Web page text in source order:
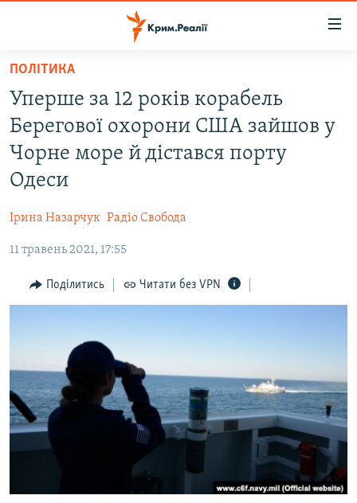
Перейти
основного
матеріалу
Перейти
основної
Перейти
до
ВОДА.КРИМ
ВІДЕО ТА ФОТО
ПОЛІТИКА
ПОГЛЯД
ІНТЕРВ'Ю
ВСЕ ЗА ДЕНЬ
ДЕПОРТАЦІЯ
ВІДЕОУРОКИ «ELIFBE»
СВІДЧЕННЯ ОКУПАЦІЇ
УКРАЇНСЬКА ПРОБЛЕМА КРИМУ
ЯК ОБІЙТИ БЛОКУВАННЯ
Русский
Qırımtatar
ПОЛІТИКА
Уперше за 12 років корабель
Берегової охорони США зайшов у
Чорне море й дістався порту
Одеси
Ірина Назарчук Радіо Свобода
11 травень 2021, 17:55
Поділитись Читати без VPN